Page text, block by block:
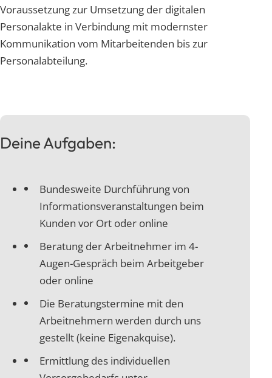
Voraussetzung zur Umsetzung der digitalen
Personalakte in Verbindung mit modernster
Kommunikation vom Mitarbeitenden bis zur
Personalabteilung.
Deine Aufgaben:
Bundesweite Durchführung von
Informationsveranstaltungen beim
Kunden vor Ort oder online
Beratung der Arbeitnehmer im 4-
Augen-Gespräch beim Arbeitgeber
oder online
Die Beratungstermine mit den
Arbeitnehmern werden durch uns
gestellt (keine Eigenakquise).
Ermittlung des individuellen